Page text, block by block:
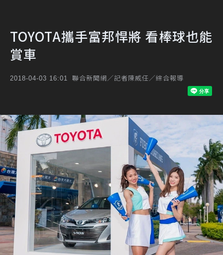
TOYOTA攜手富邦悍將 看棒球也能
賞車
2018-04-03 16:01 聯合新聞網／記者陳威任／綜合報導